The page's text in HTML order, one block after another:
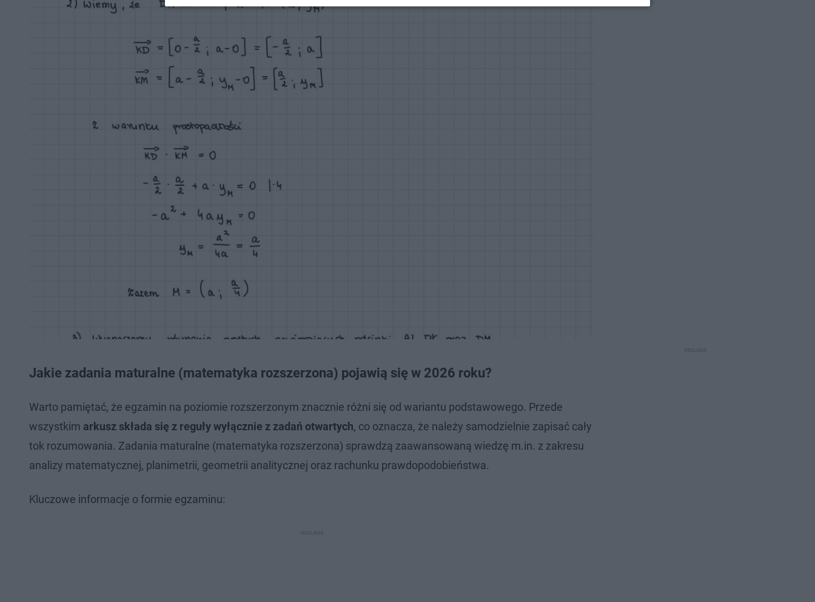
Jakie zadania maturalne (matematyka rozszerzona) pojawią się w 2026 roku?
Warto pamiętać, że egzamin na poziomie rozszerzonym znacznie różni się od wariantu podstawowego. Przede
wszystkim arkusz składa się z reguły wyłącznie z zadań otwartych, co oznacza, że należy samodzielnie zapisać cały
tok rozumowania. Zadania maturalne (matematyka rozszerzona) sprawdzą zaawansowaną wiedzę m.in. z zakresu
analizy matematycznej, planimetrii, geometrii analitycznej oraz rachunku prawdopodobieństwa.
Kluczowe informacje o formie egzaminu: